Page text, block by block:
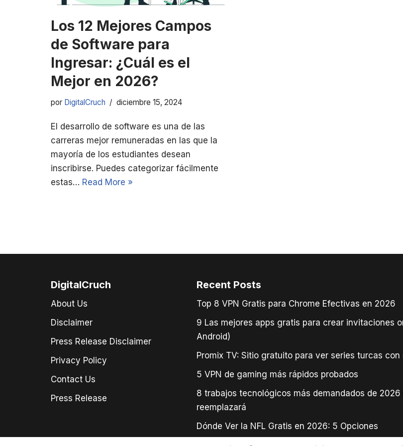
Los 12 Mejores Campos
de Software para
Ingresar: ¿Cuál es el
Mejor en 2026?
por DigitalCruch diciembre 15, 2024
El desarrollo de software es una de las
carreras mejor remuneradas en las que la
mayoría de los estudiantes desean
inscribirse. Puedes categorizar fácilmente
estas… Read More »
DigitalCruch
About Us
Disclaimer
Press Release Disclaimer
Privacy Policy
Contact Us
Press Release
Recent Posts
Top 8 VPN Gratis para Chrome Efectivas en 2026
9 Las mejores apps gratis para crear invitaciones
Android)
Promix TV: Sitio gratuito para ver series turcas con
5 VPN de gaming más rápidos probados
8 trabajos tecnológicos más demandados de 2026
reemplazará
Dónde Ver la NFL Gratis en 2026: 5 Opciones